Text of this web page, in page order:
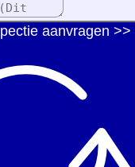
aanvragen >>